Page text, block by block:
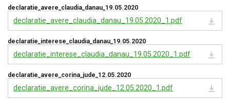
declaratie_avere_claudia_danau_19.05.2020
declaratie_avere_claudia_danau_19.05.2020_1.pdf
declaratie_interese_claudia_danau_19.05.2020
declaratie_interese_claudia_danau_19.05.2020_1.pdf
declaratie_avere_corina_jude_12.05.2020
declaratie_avere_corina_jude_12.05.2020_1.pdf